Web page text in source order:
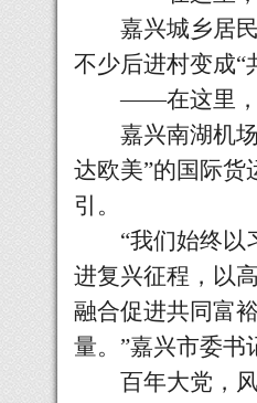
嘉兴城乡居民
不少后进村变成“
——在这里，
嘉兴南湖机场
达欧美”的国际货
引。
“我们始终以
进复兴征程，以
融合促进共同富
量。”嘉兴市委书
百年大党，风